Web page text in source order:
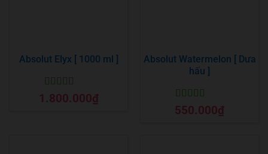
Absolut Elyx [ 1000 ml ]
Được xếp
hạng55 sao
1.800.000₫
Absolut Watermelon [ Dưa
hấu ]
Được xếp
hạng55 sao
550.000₫